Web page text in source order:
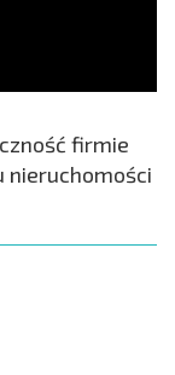
firmie
nieruchomości